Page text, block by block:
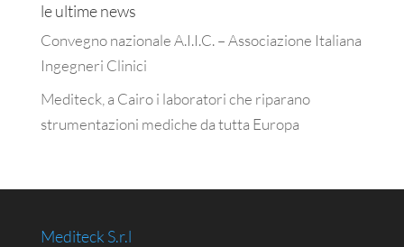
le ultime news
Convegno nazionale A.I.I.C. – Associazione Italiana
Ingegneri Clinici
Mediteck, a Cairo i laboratori che riparano
strumentazioni mediche da tutta Europa
Mediteck S.r.l